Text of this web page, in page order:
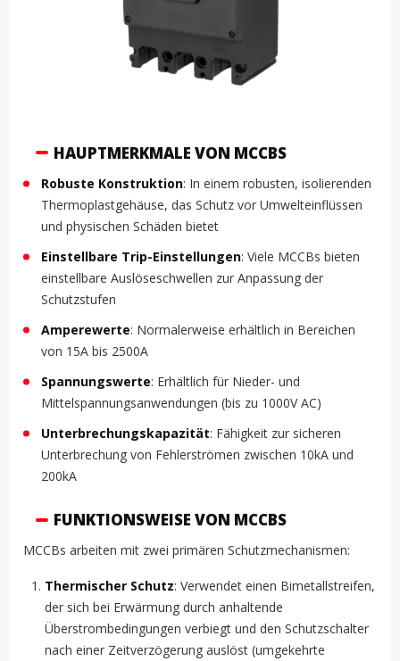
HAUPTMERKMALE VON MCCBS
Robuste Konstruktion: In einem robusten, isolierenden
Thermoplastgehäuse, das Schutz vor Umwelteinflüssen
und physischen Schäden bietet
Einstellbare Trip-Einstellungen: Viele MCCBs bieten
einstellbare Auslöseschwellen zur Anpassung der
Schutzstufen
Amperewerte: Normalerweise erhältlich in Bereichen
von 15A bis 2500A
Spannungswerte: Erhältlich für Nieder- und
Mittelspannungsanwendungen (bis zu 1000V AC)
Unterbrechungskapazität: Fähigkeit zur sicheren
Unterbrechung von Fehlerströmen zwischen 10kA und
200kA
FUNKTIONSWEISE VON MCCBS
MCCBs arbeiten mit zwei primären Schutzmechanismen:
Thermischer Schutz: Verwendet einen Bimetallstreifen,
der sich bei Erwärmung durch anhaltende
Überstrombedingungen verbiegt und den Schutzschalter
nach einer Zeitverzögerung auslöst (umgekehrte